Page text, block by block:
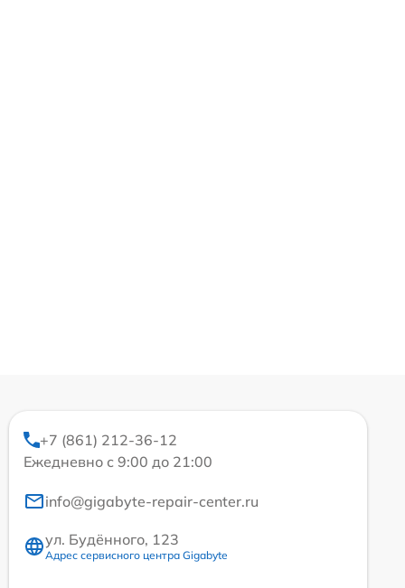
+7 (861) 212-36-12
Ежедневно с 9:00 до 21:00
info@gigabyte-repair-center.ru
ул. Будённого, 123
Адрес сервисного центра Gigabyte